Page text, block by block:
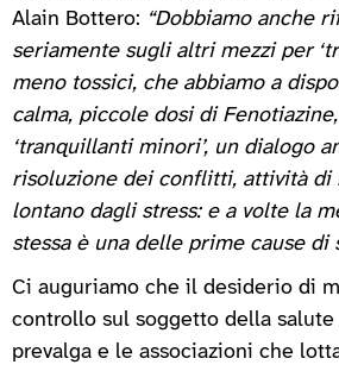
Alain Bottero: “Dobbiamo anche
seriamente sugli altri mezzi per
meno tossici, che abbiamo a
calma, piccole dosi di Fenotiazine,
‘tranquillanti minori’, un dialogo
risoluzione dei conflitti, attività di
lontano dagli stress: e a volte la
stessa è una delle prime cause di
Ci auguriamo che il desiderio di
controllo sul soggetto della
prevalga e le associazioni che